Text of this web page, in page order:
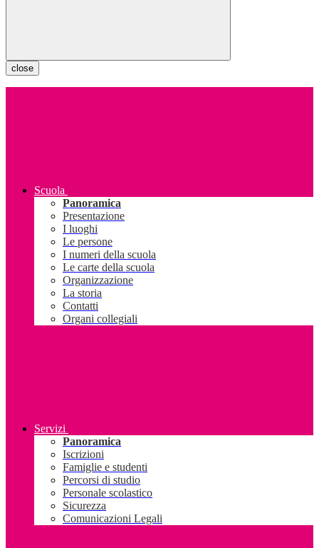
close
Scuola
Panoramica
Presentazione
I luoghi
Le persone
I numeri della scuola
Le carte della scuola
Organizzazione
La storia
Contatti
Organi collegiali
Servizi
Panoramica
Iscrizioni
Famiglie e studenti
Percorsi di studio
Personale scolastico
Sicurezza
Comunicazioni Legali